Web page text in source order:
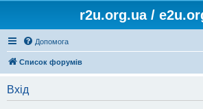
r2u.org.ua /
Допомога
Список форумів
Вхід